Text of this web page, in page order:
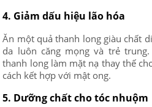
4. Giảm dấu hiệu lão hóa
Ăn một quả thanh long giàu chất
da luôn căng mọng và trẻ
thanh long làm mặt nạ thay thế
cách kết hợp với mật ong.
5. Dưỡng chất cho tóc nhuộm